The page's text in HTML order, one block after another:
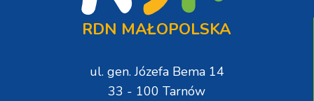
RDN MAŁOPOLSKA
ul. gen. Józefa Bema 14
33 - 100 Tarnów